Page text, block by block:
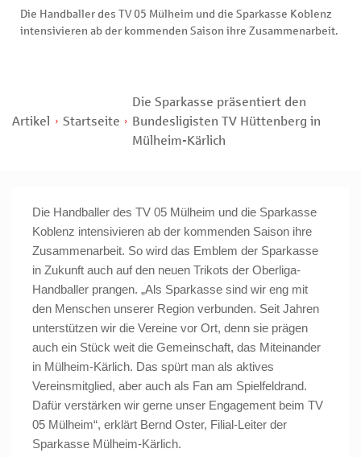
Die Handballer des TV 05 Mülheim und die Sparkasse Koblenz
intensivieren ab der kommenden Saison ihre Zusammenarbeit.
Artikel Startseite
Die Sparkasse präsentiert den
Bundesligisten TV Hüttenberg in
Mülheim-Kärlich
Die Handballer des TV 05 Mülheim und die Sparkasse
Koblenz intensivieren ab der kommenden Saison ihre
Zusammenarbeit. So wird das Emblem der Sparkasse
in Zukunft auch auf den neuen Trikots der Oberliga-
Handballer prangen. „Als Sparkasse sind wir eng mit
den Menschen unserer Region verbunden. Seit Jahren
unterstützen wir die Vereine vor Ort, denn sie prägen
auch ein Stück weit die Gemeinschaft, das Miteinander
in Mülheim-Kärlich. Das spürt man als aktives
Vereinsmitglied, aber auch als Fan am Spielfeldrand.
Dafür verstärken wir gerne unser Engagement beim TV
05 Mülheim“, erklärt Bernd Oster, Filial-Leiter der
Sparkasse Mülheim-Kärlich.